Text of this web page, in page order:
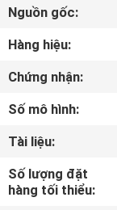
PHẨM
VIDEO
VỀ
CHÚNG
TÔI
Nguồn gốc:
Hàng hiệu:
Chứng nhận:
Số mô hình:
Tài liệu:
Số lượng đặt
hàng tối thiểu: